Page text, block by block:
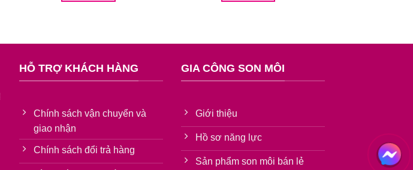
HỖ TRỢ KHÁCH HÀNG
Chính sách vận chuyển và
giao nhận
Chính sách đổi trả hàng
GIA CÔNG SON MÔI
Giới thiệu
Hồ sơ năng lực
Sản phẩm son môi bán lẻ